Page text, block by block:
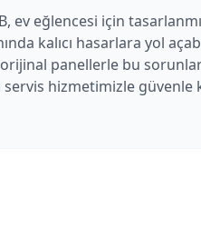
ev eğlencesi için
kalıcı hasarlara yol
orijinal panellerle bu
hizmetimizle güvenle